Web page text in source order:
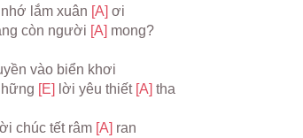
nhớ lắm xuân [A] ơi
còn người [A] mong?
vào biển khơi
[E] lời yêu thiết [A] tha
chúc tết râm [A] ran